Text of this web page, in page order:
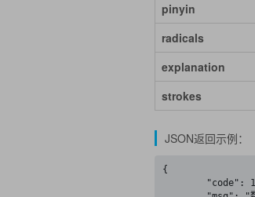
pinyin
radicals
explanation
strokes
JSON返回示例：
{